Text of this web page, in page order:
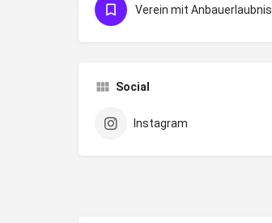
Verein mit Anbauerlaubnis
Social
Instagram